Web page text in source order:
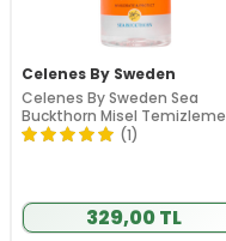
Celenes By Sweden
Celenes By Sweden Sea
Buckthorn Misel Temizleme
Suyu 250 ml (1)
329,00 TL